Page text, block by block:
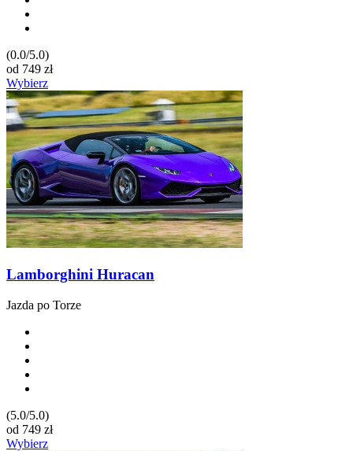
(0.0/5.0)
od 749 zł
Wybierz
Lamborghini Huracan
Jazda po Torze
(5.0/5.0)
od 749 zł
Wybierz